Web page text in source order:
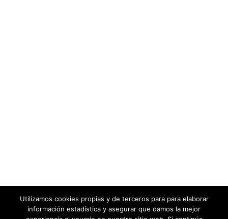
Utilizamos cookies propias y de terceros para para elaborar
información estadística y asegurar que damos la mejor